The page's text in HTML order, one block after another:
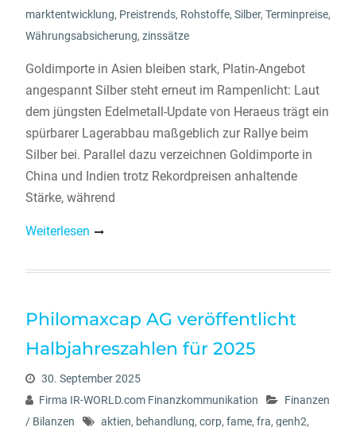
marktentwicklung, Preistrends, Rohstoffe, Silber, Terminpreise,
Währungsabsicherung, zinssätze
Goldimporte in Asien bleiben stark, Platin-Angebot
angespannt Silber steht erneut im Rampenlicht: Laut
dem jüngsten Edelmetall-Update von Heraeus trägt ein
spürbarer Lagerabbau maßgeblich zur Rallye beim
Silber bei. Parallel dazu verzeichnen Goldimporte in
China und Indien trotz Rekordpreisen anhaltende
Stärke, während
Weiterlesen
Philomaxcap AG veröffentlicht
Halbjahreszahlen für 2025
30. September 2025
Firma IR-WORLD.com Finanzkommunikation
Finanzen
/ Bilanzen
aktien, behandlung, corp, fame, fra, genh2,